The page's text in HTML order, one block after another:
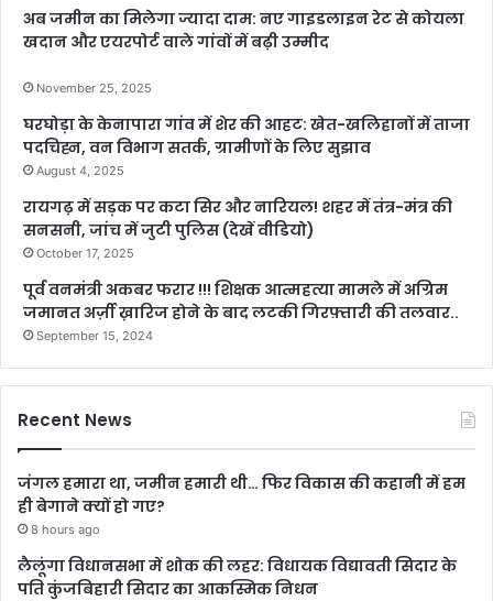
अब जमीन का मिलेगा ज्यादा दाम: नए गाइडलाइन रेट से कोयला
खदान और एयरपोर्ट वाले गांवों में बढ़ी उम्मीद
November 25, 2025
घरघोड़ा के केनापारा गांव में शेर की आहट: खेत-खलिहानों में ताजा
पदचिह्न, वन विभाग सतर्क, ग्रामीणों के लिए सुझाव
August 4, 2025
रायगढ़ में सड़क पर कटा सिर और नारियल! शहर में तंत्र-मंत्र की
सनसनी, जांच में जुटी पुलिस (देखें वीडियो)
October 17, 2025
पूर्व वनमंत्री अकबर फरार !!! शिक्षक आत्महत्या मामले में अग्रिम
जमानत अर्ज़ी ख़ारिज होने के बाद लटकी गिरफ़्तारी की तलवार..
September 15, 2024
Recent News
जंगल हमारा था, जमीन हमारी थी… फिर विकास की कहानी में हम
ही बेगाने क्यों हो गए?
8 hours ago
लैलूंगा विधानसभा में शोक की लहर: विधायक विद्यावती सिदार के
पति कुंजबिहारी सिदार का आकस्मिक निधन